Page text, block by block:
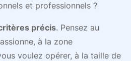
et professionnels ?
précis. Pensez au
à la zone
voulez opérer, à la taille de